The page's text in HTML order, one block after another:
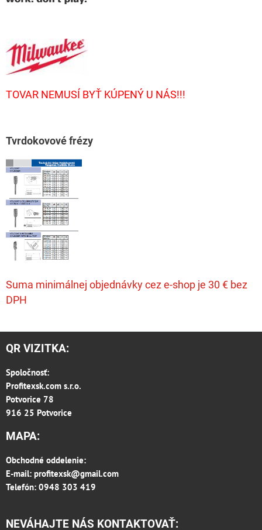
TOVAR NEMUSÍ BYŤ KÚPENÝ U NÁS!!!
Tvrdokovové frézy
Suma minimálnej objednávky cez e-shop je 30 € bez
DPH
QR VIZITKA:
Spoločnosť:
Profitexsk.com s.r.o.
Potvorice 78
916 25 Potvorice
MAPA:
Obchodné oddelenie:
E-mail: profitexsk@gmail.com
Telefón: 0948 303 419
NEVÁHAJTE NÁS KONTAKTOVAŤ: